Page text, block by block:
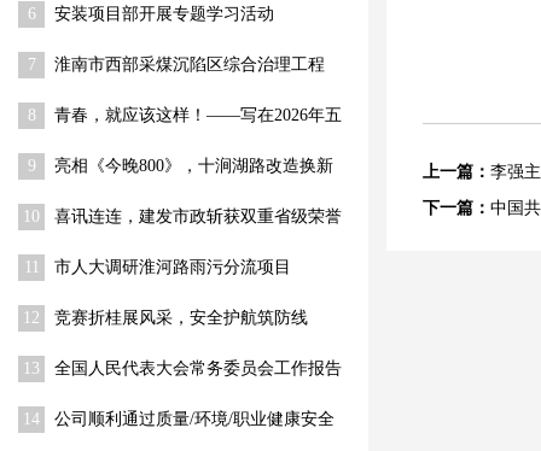
6
安装项目部开展专题学习活动
7
淮南市西部采煤沉陷区综合治理工程
8
青春，就应该这样！——写在2026年五
9
亮相《今晚800》，十涧湖路改造换新
10 喜讯连连，建发市政斩获双重省级荣誉
11 市人大调研淮河路雨污分流项目
12 竞赛折桂展风采，安全护航筑防线
13 全国人民代表大会常务委员会工作报告
14
公司顺利通过质量/环境/职业健康安全
上一篇： 李强
下一篇： 中国